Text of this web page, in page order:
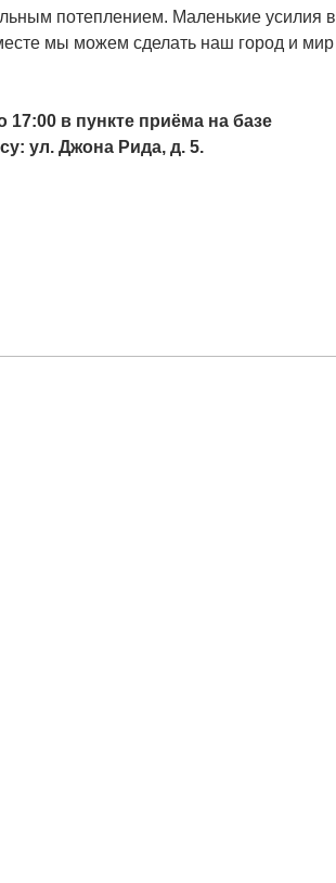
потеплением. Маленькие усилия в
мы можем сделать наш город и мир
в пункте приёма на базе
ул. Джона Рида, д. 5.